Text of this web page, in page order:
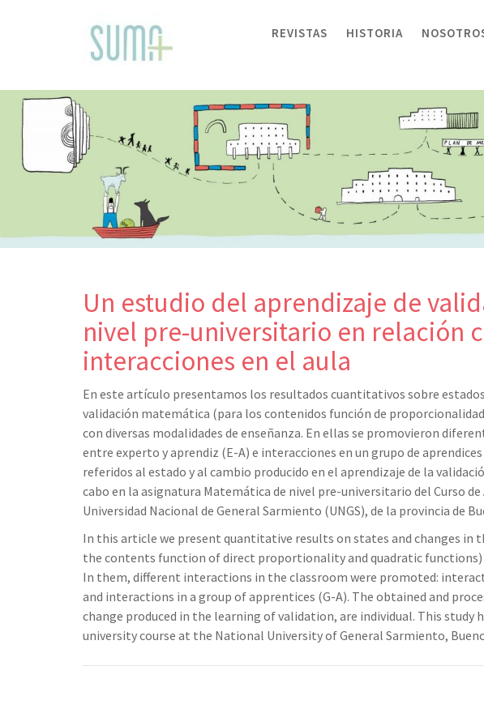
REVISTAS HISTORIA
Un estudio del aprendizaje de
nivel pre-universitario en relación
interacciones en el aula
En este artículo presentamos los resultados cuantitativos sobre
validación matemática (para los contenidos función de
con diversas modalidades de enseñanza. En ellas se promovieron
entre experto y aprendiz (E-A) e interacciones en un grupo de
referidos al estado y al cambio producido en el aprendizaje de la
cabo en la asignatura Matemática de nivel pre-universitario del Curso
Universidad Nacional de General Sarmiento (UNGS), de la provincia de
In this article we present quantitative results on states and changes
the contents function of direct proportionality and quadratic
In them, different interactions in the classroom were promoted:
and interactions in a group of apprentices (G-A). The obtained and
change produced in the learning of validation, are individual. This study
university course at the National University of General Sarmiento,